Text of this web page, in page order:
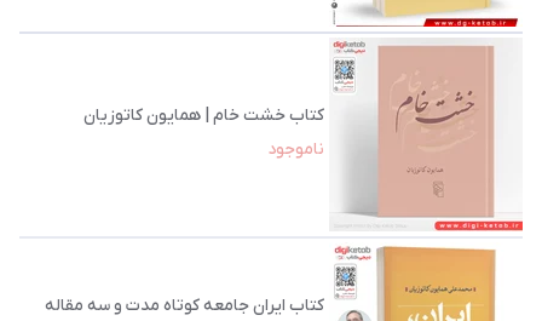
کتاب خشت خام | همایون کاتوزیان
ناموجود
کتاب ایران جامعه کوتاه مدت و سه مقاله